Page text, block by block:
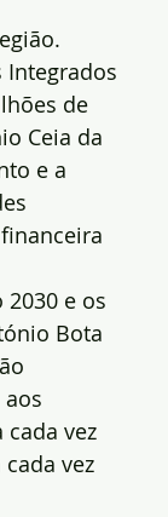
Integrados
de
Ceia da
e a
e os
Bota
vez
vez